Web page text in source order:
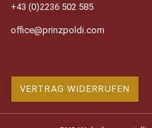
+43 (0)2236 502 585
office@prinzpoldi.com
VERTRAG WIDERRUFEN